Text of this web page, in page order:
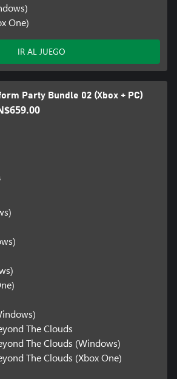
One)
IR AL JUEGO
Party Bundle 02 (Xbox + PC)
The Clouds
The Clouds (Windows)
The Clouds (Xbox One)